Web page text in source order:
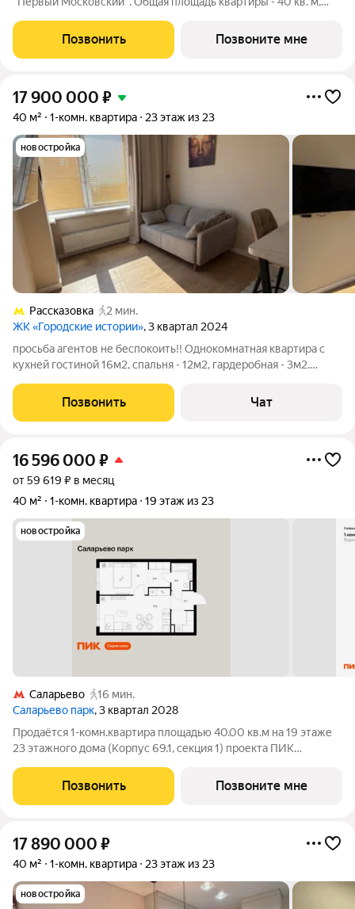
монолитный. ТОЛЬКО ДО 31 АВГУСТА выгодные условия на
приобретение квартиры
Позвонить Позвоните мне
17 900 000 ₽
40 м² 1-комн. квартира 23 этаж из 23
новостройка
Рассказовка
2 мин.
ЖК «Городские истории», 3 квартал 2024
просьба агентов не беспокоить!! Однокомнатная квартира с
кухней гостиной 16м2, спальня - 12м2, гардеробная - 3м2.
современный ремонт, встроенная гардеробная, кухня со всей
техникой
Позвонить Чат
16 596 000 ₽
от 59 619 ₽ в месяц
40 м²
1-комн. квартира 19 этаж из 23
новостройка
Саларьево
16 мин.
Саларьево парк, 3 квартал 2028
Продаётся 1-комн.квартира площадью 40.00 кв.м на 19 этаже
23 этажного дома (Корпус 69.1, секция 1) проекта ПИК
земли, функциональная планировка, большие окна, с отделкой.
Жилой район «Саларьево
Позвонить Позвоните мне
17 890 000 ₽
40 м² 1-комн. квартира 23 этаж из 23
новостройка